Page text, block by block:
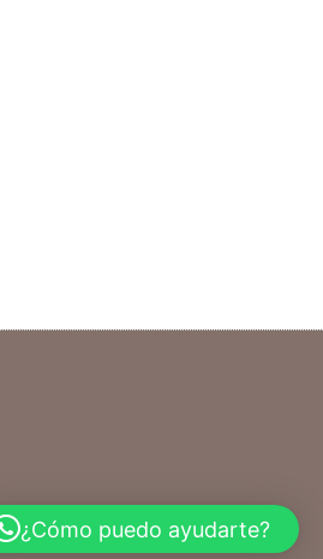
¿Cómo puedo ayudarte?